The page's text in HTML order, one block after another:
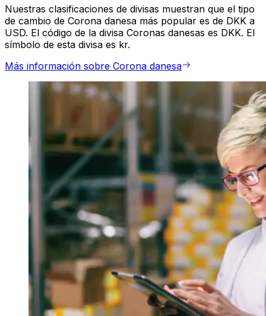
Nuestras clasificaciones de divisas muestran que el tipo
de cambio de Corona danesa más popular es de DKK a
USD. El código de la divisa Coronas danesas es DKK. El
símbolo de esta divisa es kr.
Más información sobre Corona danesa